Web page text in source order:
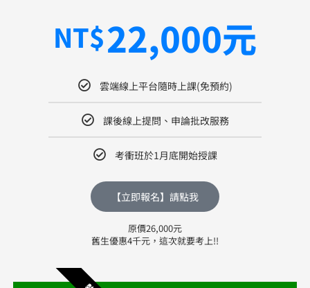
NT$22,000元
雲端線上平台隨時上課(免預約)
課後線上提問、申論批改服務
考衝班於1月底開始授課
【立即報名】請點我
原價26,000元
舊生優惠4千元，這次就要考上!!